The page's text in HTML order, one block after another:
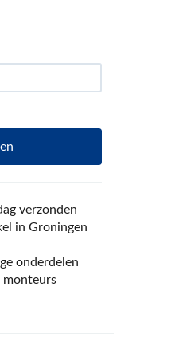
verzonden
in Groningen
onderdelen
monteurs